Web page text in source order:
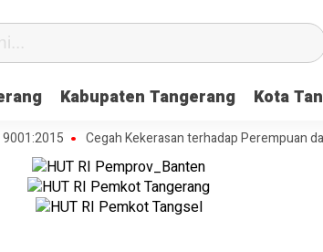
Kabupaten Tangerang Kota
Cegah Kekerasan terhadap Perempuan dan